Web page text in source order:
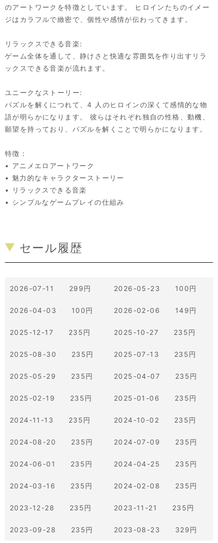
のアートワークを特徴としています。 ヒロインたちのイメー
ジはカラフルで緻密で、個性や感情が伝わってきます。
リラックスできる音楽:
ゲーム全体を通して、静けさと快適な雰囲気を作り出すリラ
ックスできる音楽が流れます。
ユニークなストーリー:
パズルを解くにつれて、4 人のヒロインの深くて感情的な物
語が明らかになります。 彼らはそれぞれ独自の性格、動機、
願望を持っており、パズルを解くことで明らかになります。
特徴：
• アニメエロアートワーク
• 魅力的なキャラクターストーリー
• リラックスできる音楽
• シンプルなゲームプレイの仕組み
セール履歴
2026-07-11 299円 2026-05-23 100円
2026-04-03 100円 2026-02-06 149円
2025-12-17 235円 2025-10-27 235円
2025-08-30 235円 2025-07-13 235円
2025-05-29 235円 2025-04-07 235円
2025-02-19 235円 2025-01-06 235円
2024-11-13 235円 2024-10-02 235円
2024-08-20 235円 2024-07-09 235円
2024-06-01 235円 2024-04-25 235円
2024-03-16 235円 2024-02-08 235円
2023-12-28 235円 2023-11-21 235円
2023-09-28 235円 2023-08-23 329円